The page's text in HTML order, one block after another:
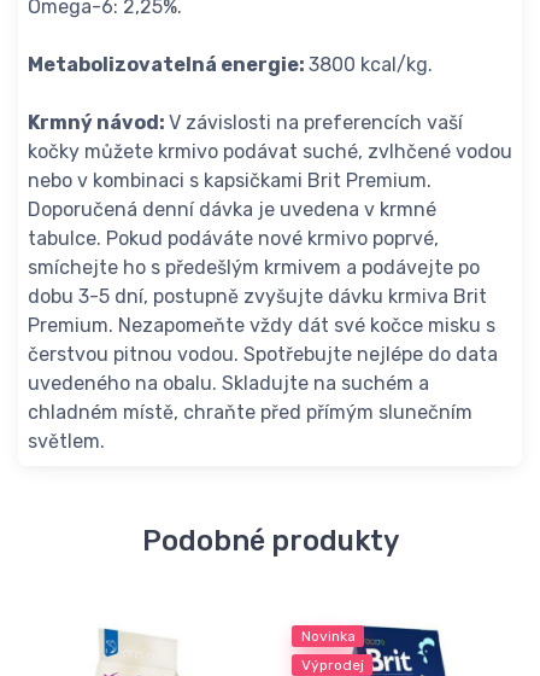
Omega-6: 2,25%.
Metabolizovatelná energie: 3800 kcal/kg.
Krmný návod: V závislosti na preferencích vaší
kočky můžete krmivo podávat suché, zvlhčené vodou
nebo v kombinaci s kapsičkami Brit Premium.
Doporučená denní dávka je uvedena v krmné
tabulce. Pokud podáváte nové krmivo poprvé,
smíchejte ho s předešlým krmivem a podávejte po
dobu 3-5 dní, postupně zvyšujte dávku krmiva Brit
Premium. Nezapomeňte vždy dát své kočce misku s
čerstvou pitnou vodou. Spotřebujte nejlépe do data
uvedeného na obalu. Skladujte na suchém a
chladném místě, chraňte před přímým slunečním
světlem.
Podobné produkty
Novinka
Výprodej